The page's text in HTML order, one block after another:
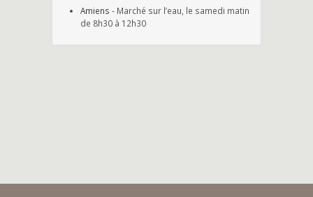
Amiens - Marché sur l’eau, le samedi matin
de 8h30 à 12h30